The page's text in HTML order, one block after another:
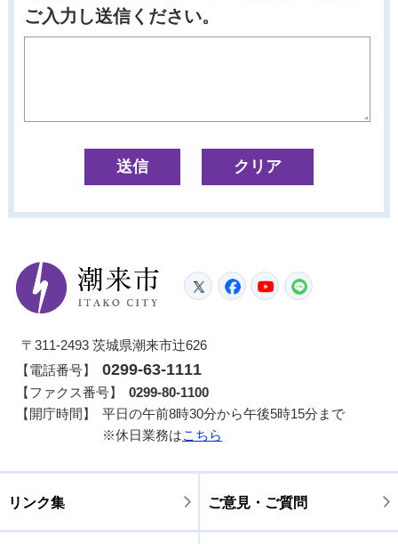
ご入力し送信ください。
潮来市
TwitterFacebook
YouTube
〒311-2493 茨城県潮来市辻626
【電話番号】
0299-63-1111
【ファクス番号】
0299-80-1100
【開庁時間】
平日の午前8時30分から午後5時15分まで
※休日業務はこちら
リンク集 ご意見・ご質問